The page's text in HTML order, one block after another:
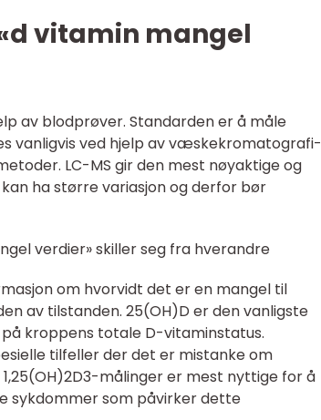
vitamin mangel
av blodprøver. Standarden er å måle
vanligvis ved hjelp av væskekromatografi-
LC-MS gir den mest nøyaktige og
ha større variasjon og derfor bør
verdier» skiller seg fra hverandre
om hvorvidt det er en mangel til
av tilstanden. 25(OH)D er den vanligste
på kroppens totale D-vitaminstatus.
tilfeller der det er mistanke om
målinger er mest nyttige for å
sykdommer som påvirker dette